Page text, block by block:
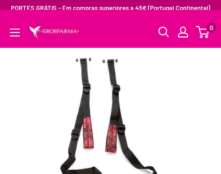
PORTES GRÁTIS - Em compras superiores a 45€ (Portugal Continental)
0